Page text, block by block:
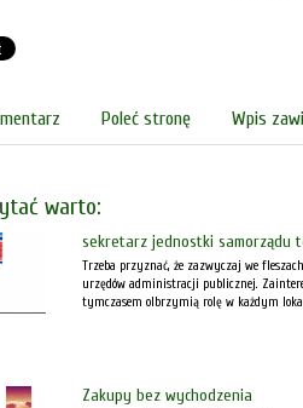
Poleć stronę Wpis
warto:
sekretarz jednostki samorządu
Trzeba przyznać, że zazwyczaj we
urzędów administracji publicznej.
tymczasem olbrzymią rolę w każdym
Zakupy bez wychodzenia